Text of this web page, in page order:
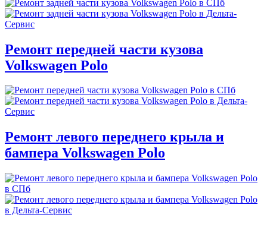
Ремонт передней части кузова
Volkswagen Polo
Ремонт левого переднего крыла и
бампера Volkswagen Polo